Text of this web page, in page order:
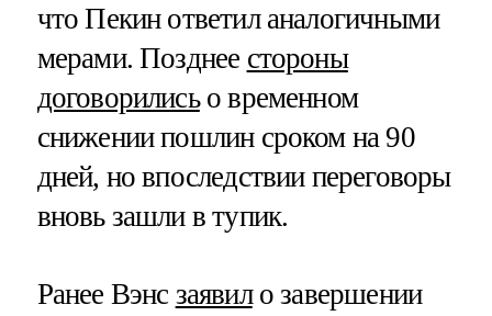
что Пекин ответил аналогичными
мерами. Позднее стороны
договорилисьо временном
снижении пошлин сроком на 90
дней, но впоследствии переговоры
вновь зашли в тупик.
Ранее Вэнс заявило завершении